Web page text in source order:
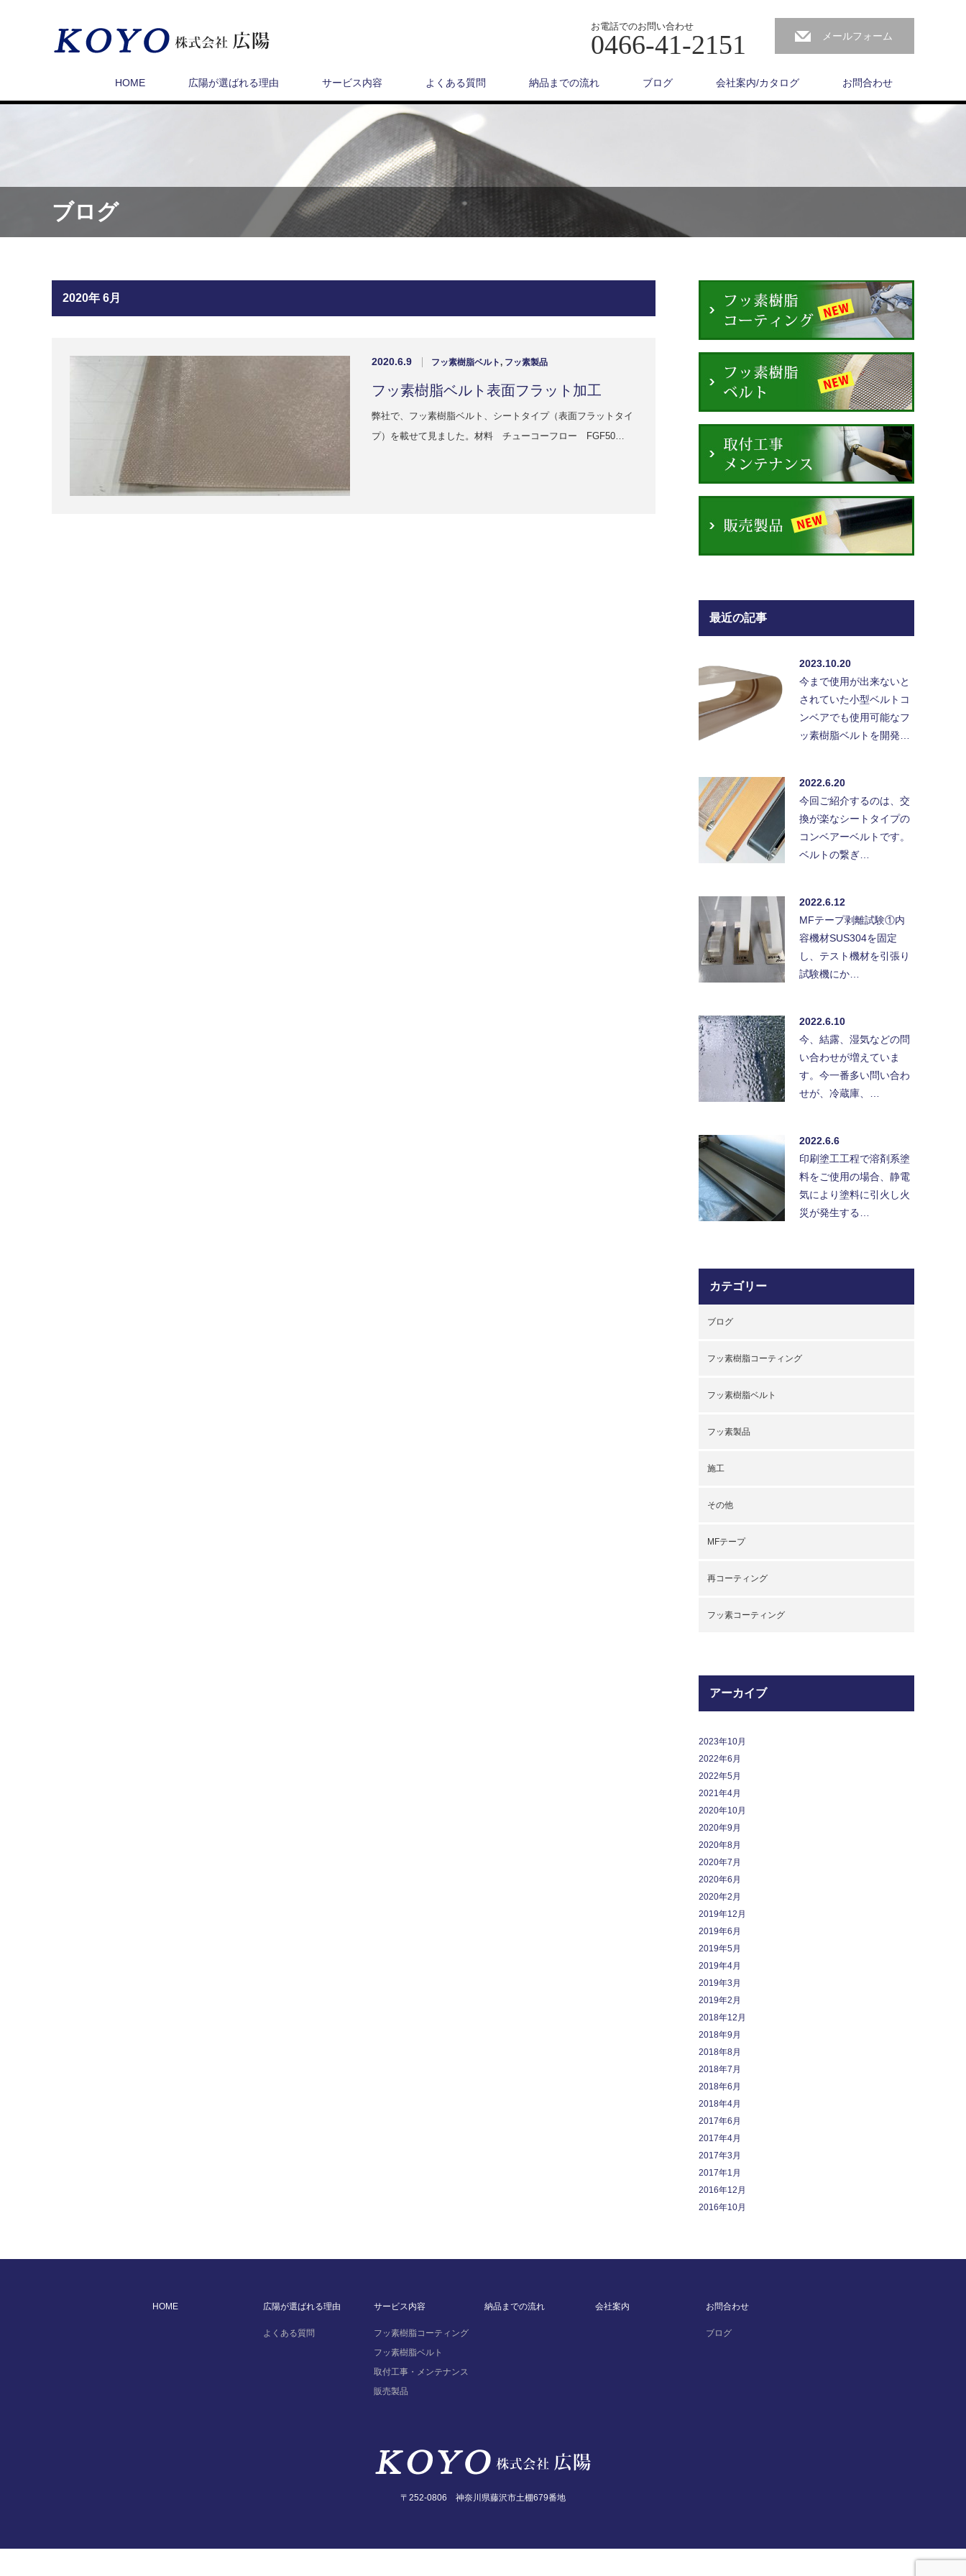
お電話でのお問い合わせ
0466-41-2151 メールフォーム
HOME 広陽が選ばれる理由 サービス内容 よくある質問 納品までの流れ ブログ 会社案内/カタログ お問合わせ
ブログ
2020年 6月
2020.6.9 フッ素樹脂ベルト, フッ素製品
フッ素樹脂ベルト表面フラット加工
弊社で、フッ素樹脂ベルト、シートタイプ（表面フラットタイ
プ）を載せて見ました。材料 チューコーフロー FGF50…
最近の記事
2023.10.20
今まで使用が出来ないと
されていた小型ベルトコ
ンベアでも使用可能なフ
ッ素樹脂ベルトを開発…
2022.6.20
今回ご紹介するのは、交
換が楽なシートタイプの
コンベアーベルトです。
ベルトの繋ぎ…
2022.6.12
MFテープ剥離試験①内
容機材SUS304を固定
し、テスト機材を引張り
試験機にか…
2022.6.10
今、結露、湿気などの問
い合わせが増えていま
す。今一番多い問い合わ
せが、冷蔵庫、…
2022.6.6
印刷塗工工程で溶剤系塗
料をご使用の場合、静電
気により塗料に引火し火
災が発生する…
カテゴリー
ブログ
フッ素樹脂コーティング
フッ素樹脂ベルト
フッ素製品
施工
その他
MFテープ
再コーティング
フッ素コーティング
アーカイブ
2023年10月
2022年6月
2022年5月
2021年4月
2020年10月
2020年9月
2020年8月
2020年7月
2020年6月
2020年2月
2019年12月
2019年6月
2019年5月
2019年4月
2019年3月
2019年2月
2018年12月
2018年9月
2018年8月
2018年7月
2018年6月
2018年4月
2017年6月
2017年4月
2017年3月
2017年1月
2016年12月
2016年10月
HOME 広陽が選ばれる理由
よくある質問
サービス内容
フッ素樹脂コーティング
フッ素樹脂ベルト
取付工事・メンテナンス
販売製品
納品までの流れ 会社案内 お問合わせ
ブログ
〒252-0806 神奈川県藤沢市土棚679番地